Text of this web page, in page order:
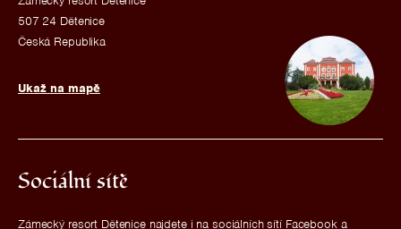
507 24 Dětenice
Česká Republika
Ukaž na mapě
Sociální sítě
Zámecký resort Dětenice najdete i na sociálních sítí Facebook a